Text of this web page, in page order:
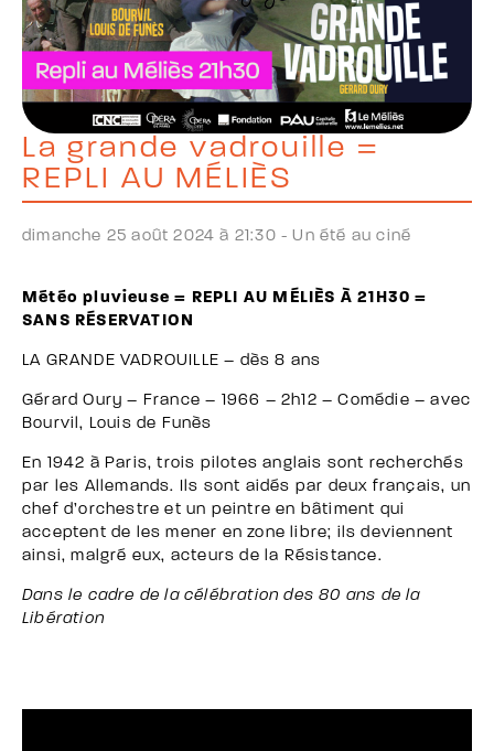
La grande vadrouille =
REPLI AU MÉLIÈS
dimanche 25 août 2024 à 21:30 -Un été au ciné
Météo pluvieuse = REPLI AU MÉLIÈS À 21H30 =
SANS RÉSERVATION
LA GRANDE VADROUILLE – dès 8 ans
Gérard Oury – France – 1966 – 2h12 – Comédie – avec
Bourvil, Louis de Funès
En 1942 à Paris, trois pilotes anglais sont recherchés
par les Allemands. Ils sont aidés par deux français, un
chef d’orchestre et un peintre en bâtiment qui
acceptent de les mener en zone libre; ils deviennent
ainsi, malgré eux, acteurs de la Résistance.
Dans le cadre de la célébration des 80 ans de la
Libération